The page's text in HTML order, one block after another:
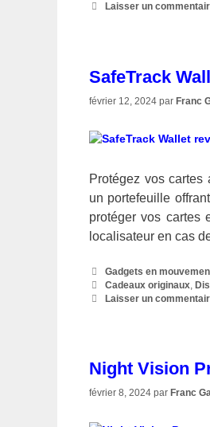
Laisser un
SafeTrack
février 12, 2024 par Franc
Protégez vos
un portefeuille
protéger vos cartes
localisateur en cas
Catégories
Gadgets en
Étiquettes
Cadeaux originaux ,
Laisser un
Night Vision
février 8, 2024 par Franc